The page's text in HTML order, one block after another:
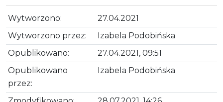
Wytworzono:
27.04.2021
Wytworzono przez:
Izabela Podobińska
Opublikowano:
27.04.2021, 09:51
Opublikowano
przez:
Izabela Podobińska